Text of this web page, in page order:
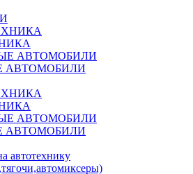
АВТОМОБИЛИ
АВТОМОБИЛИ